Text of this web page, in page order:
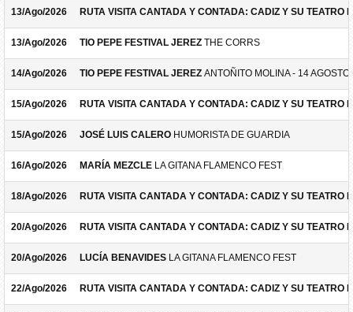
13/Ago/2026 RUTA VISITA CANTADA Y CONTADA: CADIZ Y SU TEATRO
13/Ago/2026 TIO PEPE FESTIVAL JEREZ THE CORRS
14/Ago/2026 TIO PEPE FESTIVAL JEREZ ANTOÑITO MOLINA - 14 AGOSTO
15/Ago/2026 RUTA VISITA CANTADA Y CONTADA: CADIZ Y SU TEATRO
15/Ago/2026 JOSÉ LUIS CALERO HUMORISTA DE GUARDIA
16/Ago/2026 MARÍA MEZCLE LA GITANA FLAMENCO FEST
18/Ago/2026 RUTA VISITA CANTADA Y CONTADA: CADIZ Y SU TEATRO
20/Ago/2026 RUTA VISITA CANTADA Y CONTADA: CADIZ Y SU TEATRO
20/Ago/2026 LUCÍA BENAVIDES LA GITANA FLAMENCO FEST
22/Ago/2026 RUTA VISITA CANTADA Y CONTADA: CADIZ Y SU TEATRO